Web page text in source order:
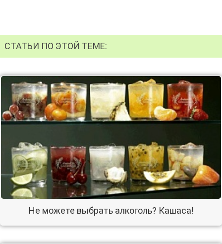
СТАТЬИ ПО ЭТОЙ ТЕМЕ:
Не можете выбрать алкоголь? Кашаса!